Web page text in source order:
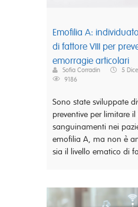
Emofilia A:
di fattore VIII per
emorragie articolari
Sofia Corradin
5
9186
Sono state sviluppate
preventive per limitare
sanguinamenti nei
emofilia A, ma non è
sia il livello ematico di